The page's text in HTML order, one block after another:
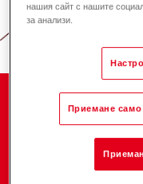
Компания
нашия сайт с нашите
за анализи.
Приемане само